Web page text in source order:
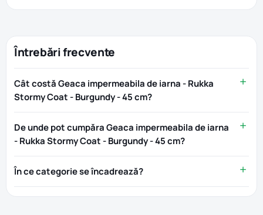
Întrebări frecvente
Cât costă Geaca impermeabila de iarna - Rukka
Stormy Coat - Burgundy - 45 cm?
De unde pot cumpăra Geaca impermeabila de iarna
- Rukka Stormy Coat - Burgundy - 45 cm?
În ce categorie se încadrează?